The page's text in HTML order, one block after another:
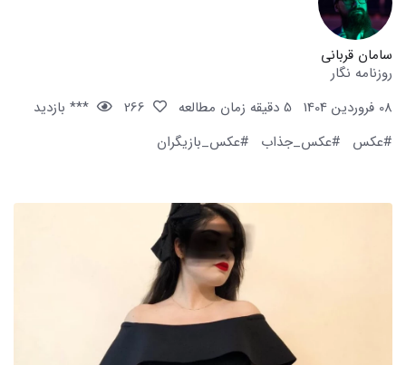
سامان قربانی
روزنامه نگار
08 فروردین 1404
5 دقیقه زمان مطالعه
*** بازدید
#عکس
#عکس_جذاب #عکس_بازیگران